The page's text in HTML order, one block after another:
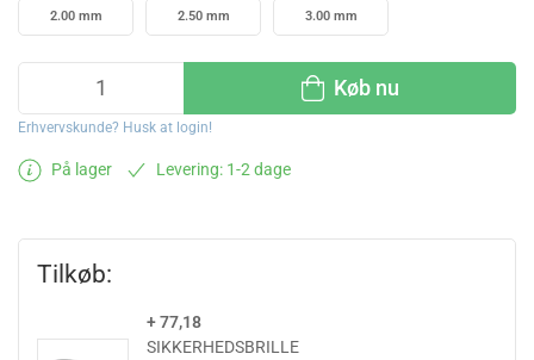
2.00 mm 2.50 mm 3.00 mm
Køb nu
Erhvervskunde? Husk at login!
På lager Levering: 1-2 dage
Tilkøb:
+ 77,18
SIKKERHEDSBRILLE